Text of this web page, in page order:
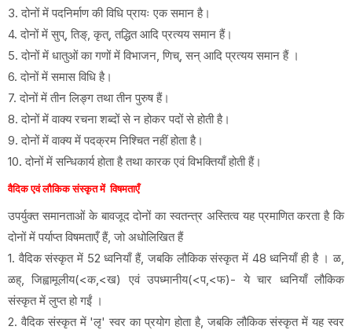
3. दोनों में पदनिर्माण की विधि प्रायः एक समान है।
4. दोनों में सुप्, तिङ्, कृत्, तद्धित आदि प्रत्यय समान हैं।
5. दोनों में धातुओं का गणों में विभाजन, णिच्, सन् आदि प्रत्यय समान हैं ।
6. दोनों में समास विधि है।
7. दोनों में तीन लिङ्ग तथा तीन पुरुष हैं।
8. दोनों में वाक्य रचना शब्दों से न होकर पदों से होती है।
9. दोनों में वाक्य में पदक्रम निश्चित नहीं होता है।
10. दोनों में सन्धिकार्य होता है तथा कारक एवं विभक्तियाँ होती हैं।
वैदिक एवं लौकिक संस्कृत में विषमताएँ
उपर्युक्त समानताओं के बावजूद दोनों का स्वतन्त्र अस्तित्व यह प्रमाणित करता है कि
दोनों में पर्याप्त विषमताएँ हैं, जो अधोलिखित हैं
1. वैदिक संस्कृत में 52 ध्वनियाँ हैं, जबकि लौकिक संस्कृत में 48 ध्वनियाँ ही है । ळ,
ळह्, जिह्वामूलीय(<क,<ख) एवं उपध्मानीय(<प,<फ)- ये चार ध्वनियाँ लौकिक
संस्कृत में लुप्त हो गईं ।
2. वैदिक संस्कृत में 'लृ' स्वर का प्रयोग होता है, जबकि लौकिक संस्कृत में यह स्वर